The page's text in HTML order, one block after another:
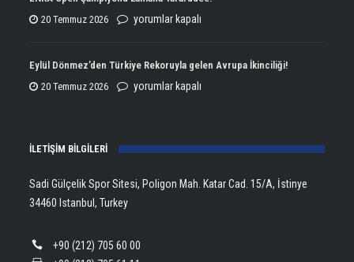
Şampiyonluğun
Aldı!
20 Temmuz 2026
ENKA
Şampiyonu
Lanlana
yorumlar kapalı
Eylül Dönmez’den Türkiye Rekoruyla gelen Avrupa İkinciliği!
20 Temmuz 2026
Eylül
Rekoruyla
Avrupa
yorumlar kapalı
İLETİŞİM BİLGİLERİ
Sadi Gülçelik Spor Sitesi, Poligon Mah. Katar Cad. 15/A, İstinye
34460 Istanbul, Turkey
+90 (212) 705 60 00